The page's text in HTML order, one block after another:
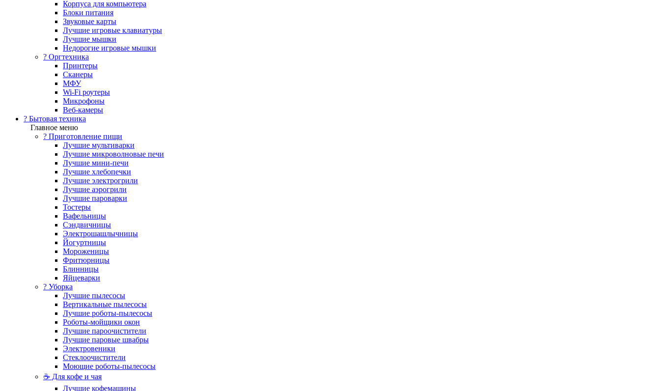
Корпуса для компьютера
Блоки питания
Звуковые карты
Лучшие игровые клавиатуры
Лучшие мышки
Недорогие игровые мышки
?️ Оргтехника
Принтеры
Сканеры
МФУ
Wi-Fi роутеры
Микрофоны
Веб-камеры
? Бытовая техника
Главное меню
? Приготовление пищи
Лучшие мультиварки
Лучшие микроволновые печи
Лучшие мини-печи
Лучшие хлебопечки
Лучшие электрогрили
Лучшие аэрогрили
Лучшие пароварки
Тостеры
Вафельницы
Сэндвичницы
Электрошашлычницы
Йогуртницы
Мороженицы
Фритюрницы
Блинницы
Яйцеварки
? Уборка
Лучшие пылесосы
Вертикальные пылесосы
Лучшие роботы-пылесосы
Роботы-мойщики окон
Лучшие пароочистители
Лучшие паровые швабры
Электровеники
Стеклоочистители
Моющие роботы-пылесосы
☕ Для кофе и чая
Лучшие кофемашины